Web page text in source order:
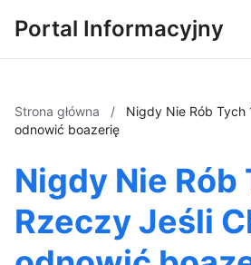
Portal Informacyjny
Strona główna /
Nigdy Nie Rób Tych
odnowić boazerię
Nigdy Nie Rób
Rzeczy Jeśli